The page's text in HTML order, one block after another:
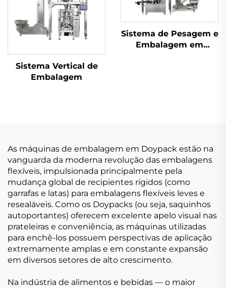
Sistema Vertical de
Embalagem
Sistema de Pesagem e
Embalagem em
As máquinas de embalagem em Doypack estão na
vanguarda da moderna revolução das embalagens
flexíveis, impulsionada principalmente pela
mudança global de recipientes rígidos (como
garrafas e latas) para embalagens flexíveis leves e
resealáveis. Como os Doypacks (ou seja, saquinhos
autoportantes) oferecem excelente apelo visual nas
prateleiras e conveniência, as máquinas utilizadas
para enchê-los possuem perspectivas de aplicação
extremamente amplas e em constante expansão
em diversos setores de alto crescimento.
Na indústria de alimentos e bebidas — o maior